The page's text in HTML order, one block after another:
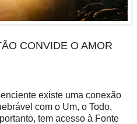
CONVIDE O AMOR
existe uma conexão
com o Um, o Todo,
tem acesso à Fonte